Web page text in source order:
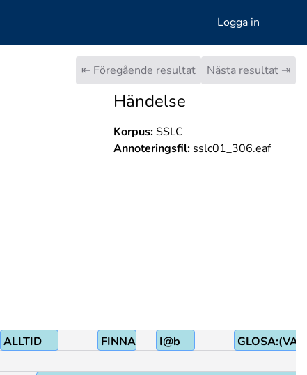
Logga in
⇤ Föregående resultat Nästa resultat ⇥
Händelse
Korpus:SSLC
Annoteringsfil:sslc01_306.eaf
ALLTID FINNAS I@b